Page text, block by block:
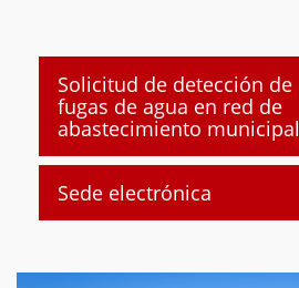
Solicitud de detección de
fugas de agua en red de
abastecimiento municipal
Sede electrónica